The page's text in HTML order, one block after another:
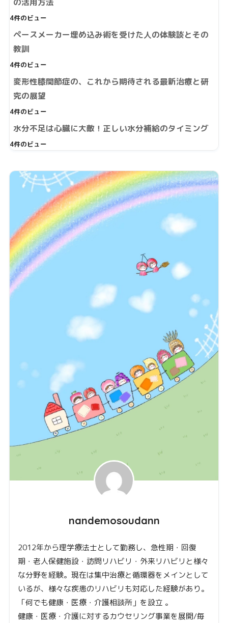
4件のビュー
ペースメーカー埋め込み術を受けた人の体験談とその
教訓
4件のビュー
変形性膝関節症の、これから期待される最新治療と研
究の展望
4件のビュー
水分不足は心臓に大敵！正しい水分補給のタイミング
4件のビュー
nandemosoudann
2012年から理学療法士として勤務し、急性期・回復
期・老人保健施設・訪問リハビリ・外来リハビリと様々
な分野を経験。現在は集中治療と循環器をメインとして
いるが、様々な疾患のリハビリも対応した経験があり。
「何でも健康・医療・介護相談所」を設立 。
健康・医療・介護に対するカウセリング事業を展開/毎